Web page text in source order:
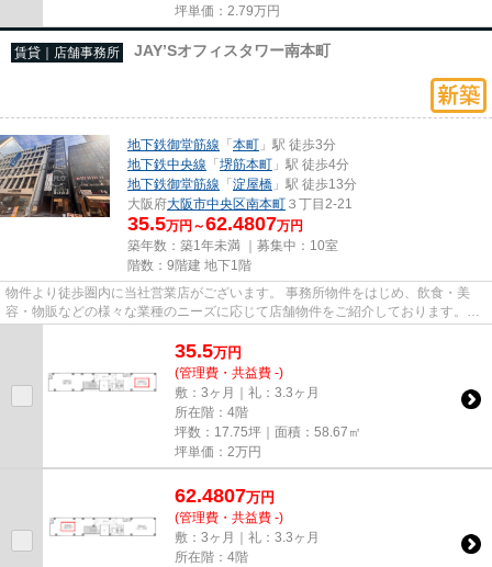
坪単価： 2.79万円
賃貸｜店舗事務所 JAY’Sオフィスタワー南本町
地下鉄御堂筋線 「本町 」駅 徒歩3分
地下鉄中央線 「堺筋本町 」駅 徒歩4分
地下鉄御堂筋線 「淀屋橋 」駅 徒歩13分
大阪府大阪市中央区南本町 ３丁目2-21
35.5万円～62.4807万円
築年数：築1年未満 ｜募集中： 10室
階数：9階建 地下1階
物件より徒歩圏内に当社営業店がございます。 事務所物件をはじめ、飲食・美
容・物販などの様々な業種のニーズに応じて店舗物件をご紹介しております。
尚、弊社ではおとり広告は一切...
35.5万円
(管理費・共益費 -)
敷：3ヶ月｜礼：3.3ヶ月
所在階：4階
坪数：17.75坪｜面積：58.67㎡
坪単価： 2万円
62.4807万円
(管理費・共益費 -)
敷：3ヶ月｜礼：3.3ヶ月
所在階：4階